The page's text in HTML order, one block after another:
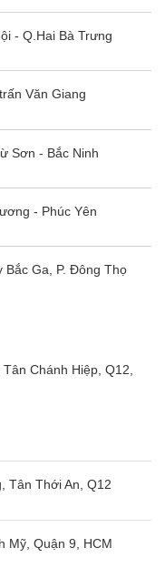
nhờ chế độ
dựa trên nhiệt độ
kiệm năng lượng
không khí, kháng
tích hợp trên
kể, giúp tăng
năng này giúp
- Q.Hai Bà Trưng
Văn Giang
Sơn - Bắc Ninh
- Phúc Yên
Bắc Ga, P. Đông Thọ
Chánh Hiệp, Q12,
Tân Thới An, Q12
Mỹ, Quận 9, HCM